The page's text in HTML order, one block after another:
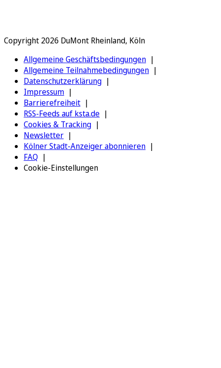
Copyright 2026 DuMont Rheinland, Köln
Allgemeine Geschäftsbedingungen
Allgemeine Teilnahmebedingungen
Datenschutzerklärung
Impressum
Barrierefreiheit
RSS-Feeds auf ksta.de
Cookies & Tracking
Newsletter
Kölner Stadt-Anzeiger abonnieren
FAQ
Cookie-Einstellungen